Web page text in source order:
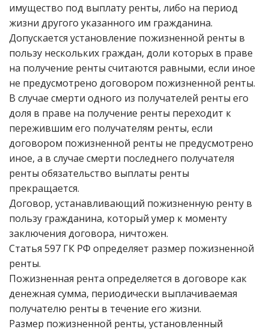
имущество под выплату ренты, либо на период
жизни другого указанного им гражданина.
Допускается установление пожизненной ренты в
пользу нескольких граждан, доли которых в праве
на получение ренты считаются равными, если иное
не предусмотрено договором пожизненной ренты.
В случае смерти одного из получателей ренты его
доля в праве на получение ренты переходит к
пережившим его получателям ренты, если
договором пожизненной ренты не предусмотрено
иное, а в случае смерти последнего получателя
ренты обязательство выплаты ренты
прекращается.
Договор, устанавливающий пожизненную ренту в
пользу гражданина, который умер к моменту
заключения договора, ничтожен.
Статья 597 ГК РФ определяет размер пожизненной
ренты.
Пожизненная рента определяется в договоре как
денежная сумма, периодически выплачиваемая
получателю ренты в течение его жизни.
Размер пожизненной ренты, установленный